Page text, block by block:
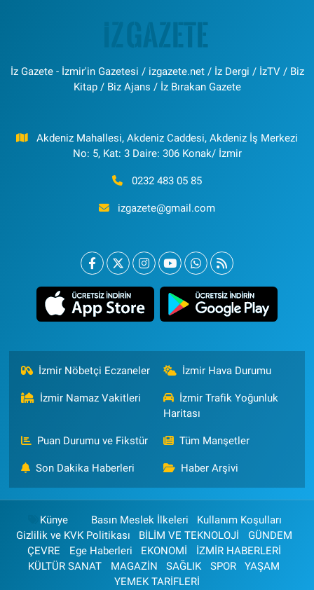
İz Gazete - İzmir'in Gazetesi / izgazete.net / İz Dergi / İzTV / Biz
Kitap / Biz Ajans / İz Bırakan Gazete
Akdeniz Mahallesi, Akdeniz Caddesi, Akdeniz İş Merkezi
No: 5, Kat: 3 Daire: 306 Konak/ İzmir
0232 483 05 85
izgazete@gmail.com
İzmir Nöbetçi Eczaneler İzmir Hava Durumu
İzmir Namaz Vakitleri
İzmir Trafik Yoğunluk
Haritası
Puan Durumu ve Fikstür Tüm Manşetler
Son Dakika Haberleri Haber Arşivi
Künye Basın Meslek İlkeleri
Kullanım Koşulları
Gizlilik ve KVK Politikası
BİLİM VE TEKNOLOJİ
GÜNDEM
ÇEVRE
Ege Haberleri EKONOMİ
İZMİR HABERLERİ
KÜLTÜR SANAT
MAGAZİN SAĞLIK SPOR
YAŞAM
YEMEK TARİFLERİ